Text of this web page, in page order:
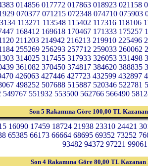
014856 017772 017863 018923
070377 071215 072348 074710
113271 113548 115402 117316
168412 169618 170467 171333
211203 214942 216213 219910
255269 256293 257712 259033
314025 317455 317933 326053
361082 370450 374817 384620
426063 427446 427723 432599
498252 507688 515887 520346
549767 551932 553500 562766 566490
Son 5 Rakamına Göre 100,00 TL
16090 17459 18724 21938 23310 24421
65385 66173 66664 68695 69352 73252
93482 94372 97221 99061
Son 4 Rakamına Göre 80,00 TL